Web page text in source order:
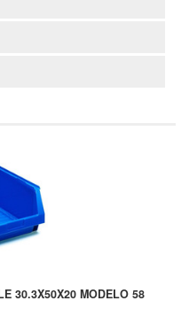
30.3X50X20 MODELO 58